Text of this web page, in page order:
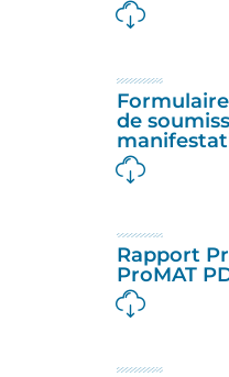
de
Rapport
ProMAT